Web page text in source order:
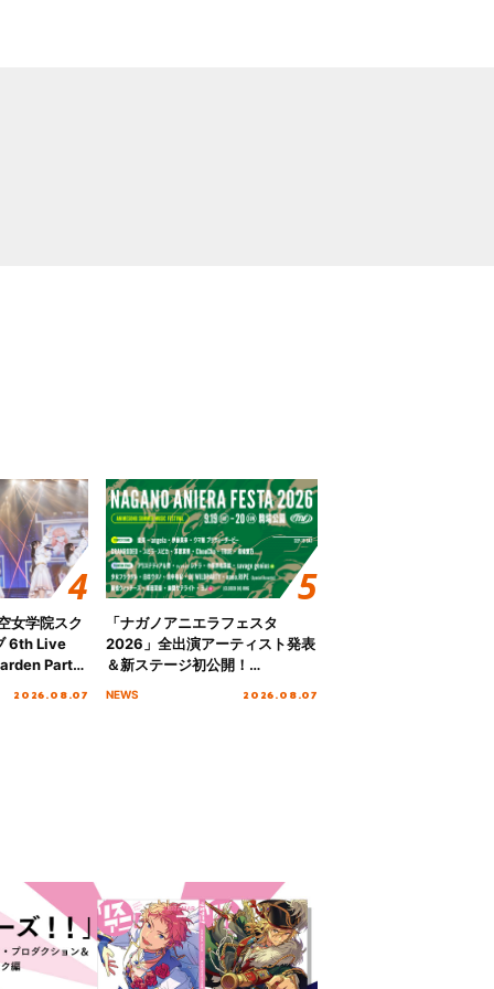
女学院スク
6th Live
Party
2026.08.07
「ナガノアニエラフェスタ
2026」全出演アーティスト発表
＆新ステージ初公開！
初となる第3ステージの全貌が明
NEWS 2026.08.07